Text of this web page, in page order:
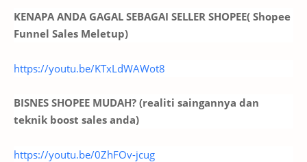
KENAPA ANDA GAGAL SEBAGAI SELLER SHOPEE( Shopee
Funnel Sales Meletup)
https://youtu.be/KTxLdWAWot8
BISNES SHOPEE MUDAH? (realiti saingannya dan
teknik boost sales anda)
https://youtu.be/0ZhFOv-jcug